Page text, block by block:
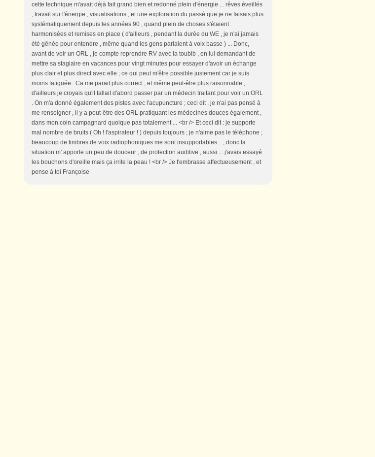
cette technique m'avait déjà fait grand bien et redonné plein d'énergie ... rêves éveillés
, travail sur l'énergie , visualisations , et une exploration du passé que je ne faisais plus
systématiquement depuis les années 90 , quand plein de choses s'étaient
harmonisées et remises en place ( d'ailleurs , pendant la durée du WE , je n'ai jamais
été gênée pour entendre , même quand les gens parlaient à voix basse ) ... Donc,
avant de voir un ORL , je compte reprendre RV avec la toubib , en lui demandant de
mettre sa stagiaire en vacances pour vingt minutes pour essayer d'avoir un échange
plus clair et plus direct avec elle ; ce qui peut m'être possible justement car je suis
moins fatiguée . Ca me parait plus correct , et même peut-être plus raisonnable ;
d'ailleurs je croyais qu'il fallait d'abord passer par un médecin traitant pour voir un ORL
. On m'a donné également des pistes avec l'acupuncture ; ceci dit , je n'ai pas pensé à
me renseigner , il y a peut-être des ORL pratiquant les médecines douces également ,
dans mon coin campagnard quoique pas totalement ... <br /> Et ceci dit : je supporte
mal nombre de bruits ( Oh ! l'aspirateur ! ) depuis toujours ; je n'aime pas le téléphone ;
beaucoup de timbres de voix radiophoniques me sont insupportables ..., donc la
situation m' apporte un peu de douceur , de protection auditive , aussi ... j'avais essayé
les bouchons d'oreille mais ça irrite la peau ! <br /> Je t'embrasse affectueusement , et
pense à toi Françoise